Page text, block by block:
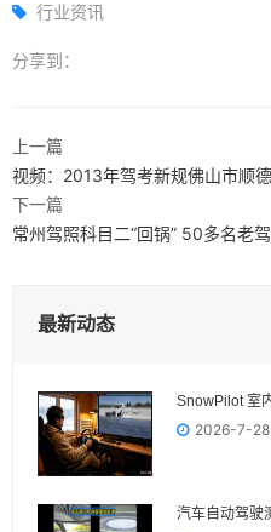
行业资讯
分享到：
上一篇
视频：2013年驾考新规佛山市顺
下一篇
常州驾照科目二“回锅” 50多名老
最新动态
SnowPilot 室
2026-7-28
汽车自动驾驶